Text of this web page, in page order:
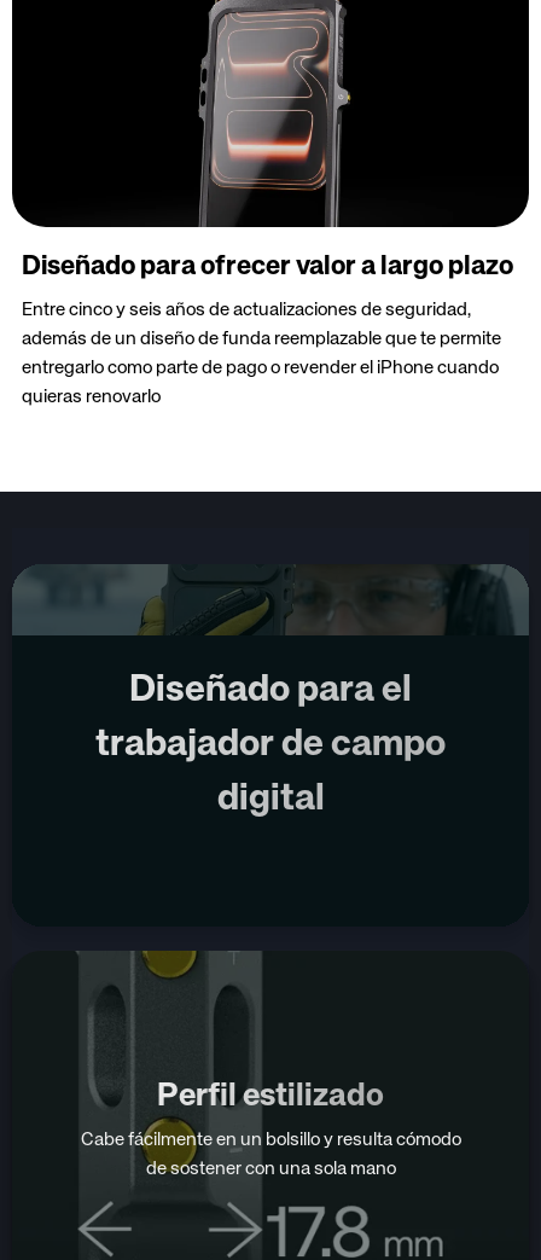
Diseñado para ofrecer valor a largo plazo
Entre cinco y seis años de actualizaciones de seguridad,
además de un diseño de funda reemplazable que te permite
entregarlo como parte de pago o revender el iPhone cuando
quieras renovarlo
Diseñado para el
trabajador de campo
digital
Perfil estilizado
Cabe fácilmente en un bolsillo y resulta cómodo
de sostener con una sola mano